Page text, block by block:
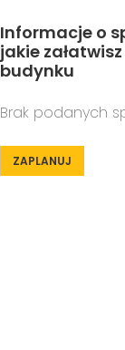
Informacje o
jakie
budynku
Brak podanych
ZAPLANUJ